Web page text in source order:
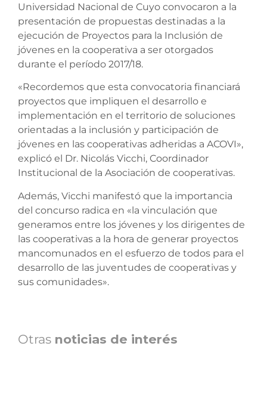
Universidad Nacional de Cuyo convocaron a la
presentación de propuestas destinadas a la
ejecución de Proyectos para la Inclusión de
jóvenes en la cooperativa a ser otorgados
durante el período 2017/18.
«Recordemos que esta convocatoria financiará
proyectos que impliquen el desarrollo e
implementación en el territorio de soluciones
orientadas a la inclusión y participación de
jóvenes en las cooperativas adheridas a ACOVI»,
explicó el Dr. Nicolás Vicchi, Coordinador
Institucional de la Asociación de cooperativas.
Además, Vicchi manifestó que la importancia
del concurso radica en «la vinculación que
generamos entre los jóvenes y los dirigentes de
las cooperativas a la hora de generar proyectos
mancomunados en el esfuerzo de todos para el
desarrollo de las juventudes de cooperativas y
sus comunidades».
Otras noticias de interés